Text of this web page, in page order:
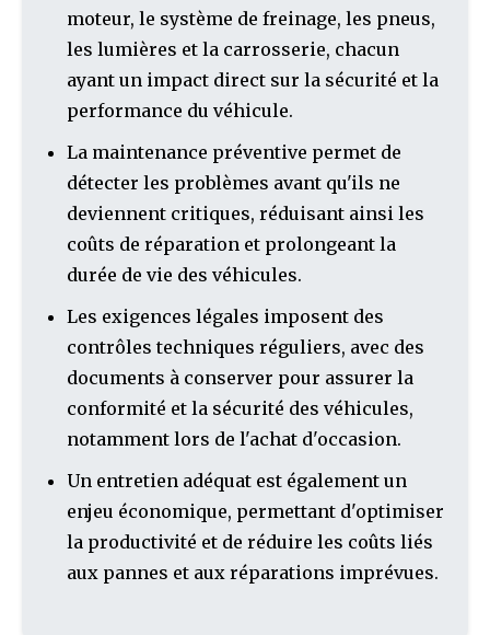
moteur, le système de freinage, les pneus,
les lumières et la carrosserie, chacun
ayant un impact direct sur la sécurité et la
performance du véhicule.
La maintenance préventive permet de
détecter les problèmes avant qu'ils ne
deviennent critiques, réduisant ainsi les
coûts de réparation et prolongeant la
durée de vie des véhicules.
Les exigences légales imposent des
contrôles techniques réguliers, avec des
documents à conserver pour assurer la
conformité et la sécurité des véhicules,
notamment lors de l'achat d'occasion.
Un entretien adéquat est également un
enjeu économique, permettant d'optimiser
la productivité et de réduire les coûts liés
aux pannes et aux réparations imprévues.